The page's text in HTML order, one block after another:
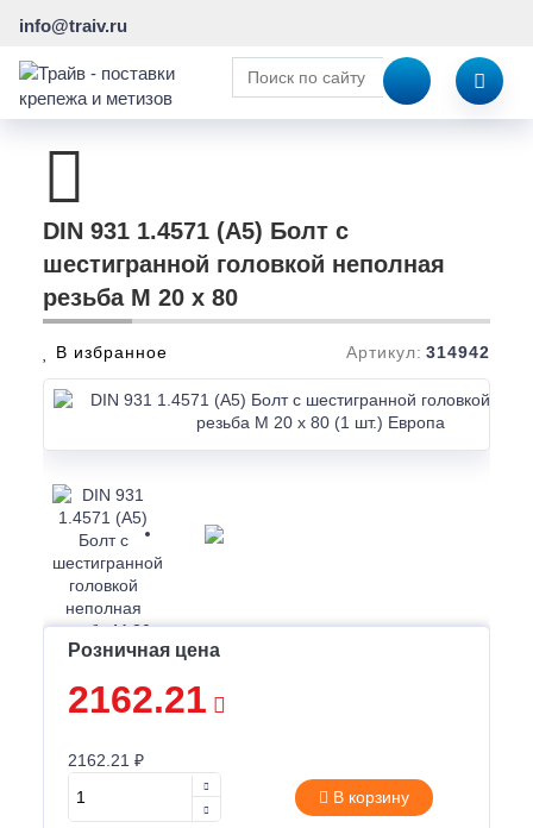
info@traiv.ru
DIN 931 1.4571 (A5) Болт с
шестигранной головкой неполная
резьба M 20 x 80
В избранное Артикул: 314942
Розничная цена
2162.21
2162.21 ₽
В корзину